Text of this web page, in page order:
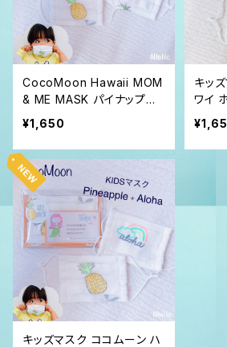
CocoMoon Hawaii MOM
& ME MASK パイナップル
親子ペア マスク 送料無料
¥1,650
キッ
ワイ
送料無
キッズマスク ココムーン ハ